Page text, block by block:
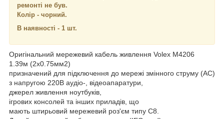
ремонті не був.
Колір - чорний.
В наявності - 1 шт.
Оригінальний мережевий кабель живлення Volex M4206
1.39м (2x0.75мм2)
призначений для підключення до мережі змінного струму (AC)
з напругою 220B аудіо-, відеоапаратури,
джерел живлення ноутбуків,
ігрових консолей та інших приладів, що
мають штирьовий мережевий роз'єм типу С8.